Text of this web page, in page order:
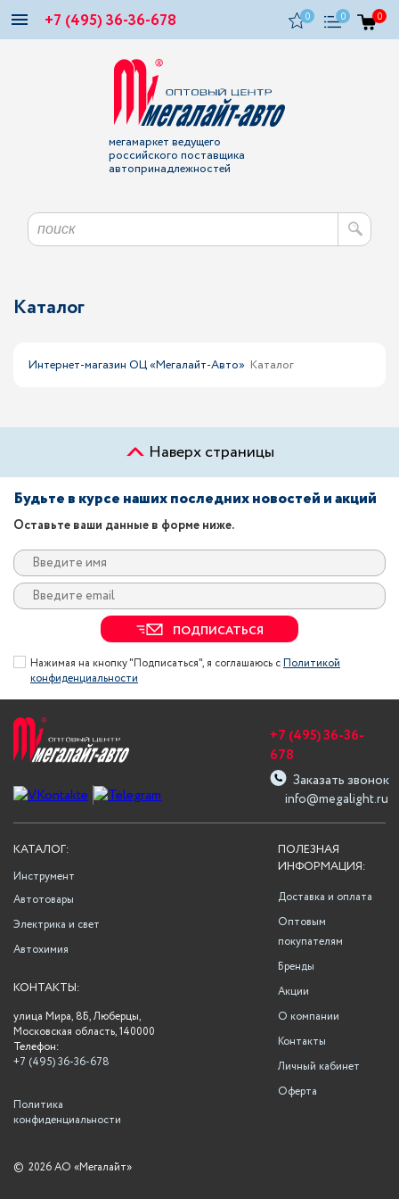
+7 (495) 36-36-678 0 0 0
мегамаркет ведущего
российского поставщика
автопринадлежностей
Каталог
Интернет-магазин ОЦ «Мегалайт-Авто» Каталог
Наверх страницы
Будьте в курсе наших последних новостей и акций
Оставьте ваши данные в форме ниже.
ПОДПИСАТЬСЯ
Нажимая на кнопку "Подписаться", я соглашаюсь сПолитикой
конфиденциальности
info@megalight.ru
+7 (495) 36-36-
678
Заказать звонок
ПОЛЕЗНАЯ
ИНФОРМАЦИЯ:
Доставка и оплата
Оптовым
покупателям
Бренды
Акции
О компании
Контакты
Личный кабинет
Оферта
КАТАЛОГ:
Инструмент
Автотовары
Электрика и свет
Автохимия
КОНТАКТЫ:
улица Мира, 8Б, Люберцы,
Московская область, 140000
Телефон:
+7 (495) 36-36-678
Политика
конфиденциальности
© 2026 АО «Мегалайт»